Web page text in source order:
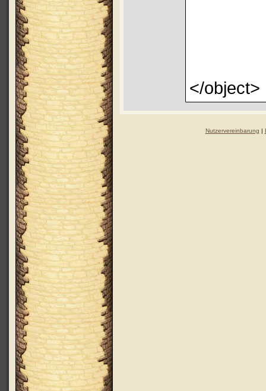
</object>
Nutzervereinbarung |